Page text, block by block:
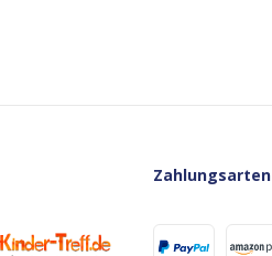
Zahlungsarten